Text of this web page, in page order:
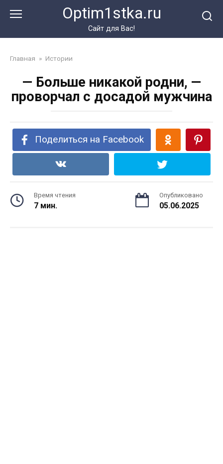
Optim1stka.ru
Сайт для Вас!
Главная » Истории
— Больше никакой родни, —
проворчал с досадой мужчина
Поделиться на Facebook
Время чтения
7 мин.
Опубликовано
05.06.2025